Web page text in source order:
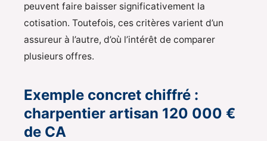
peuvent faire baisser significativement la
cotisation. Toutefois, ces critères varient d’un
assureur à l’autre, d’où l’intérêt de comparer
plusieurs offres.
Exemple concret chiffré :
charpentier artisan 120 000 €
de CA